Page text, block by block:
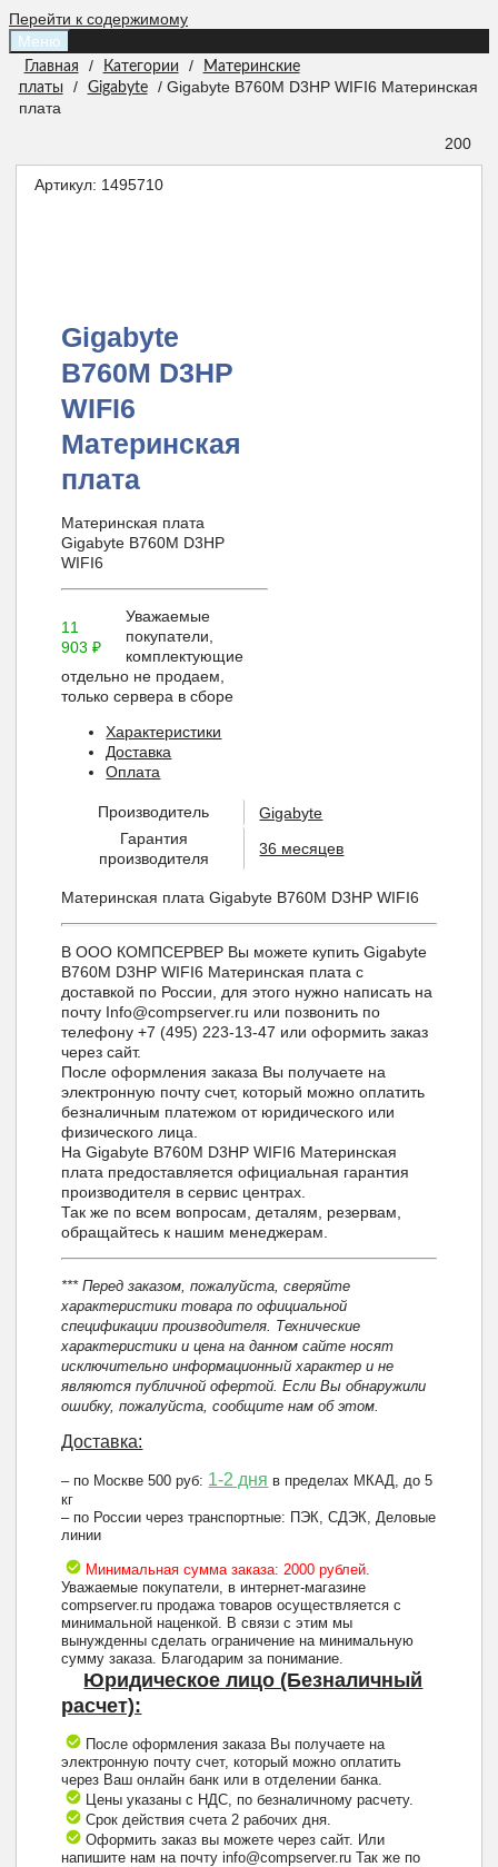
Перейти к содержимому
Меню
Главная / Категории /
Материнские
платы
/ Gigabyte
/ Gigabyte B760M D3HP WIFI6 Материнская
плата
200
Артикул: 1495710
Gigabyte
B760M D3HP
WIFI6
Материнская
плата
Материнская плата
Gigabyte B760M D3HP
WIFI6
11
903₽
Уважаемые
покупатели,
комплектующие
отдельно не продаем,
только сервера в сборе
Характеристики
Доставка
Оплата
Производитель
Gigabyte
Гарантия
производителя
36 месяцев
Материнская плата Gigabyte B760M D3HP WIFI6
В ООО КОМПСЕРВЕР Вы можете купить Gigabyte
B760M D3HP WIFI6 Материнская плата с
доставкой по России, для этого нужно написать на
почту Info@compserver.ru или позвонить по
телефону +7 (495) 223-13-47 или оформить заказ
через сайт.
После оформления заказа Вы получаете на
электронную почту счет, который можно оплатить
безналичным платежом от юридического или
физического лица.
На Gigabyte B760M D3HP WIFI6 Материнская
плата предоставляется официальная гарантия
производителя в сервис центрах.
Так же по всем вопросам, деталям, резервам,
обращайтесь к нашим менеджерам.
*** Перед заказом, пожалуйста, сверяйте
характеристики товара по официальной
спецификации производителя. Технические
характеристики и цена на данном сайте носят
исключительно информационный характер и не
являются публичной офертой. Если Вы обнаружили
ошибку, пожалуйста, сообщите нам об этом.
Доставка:
– по Москве 500 руб: 1-2 дня в пределах МКАД, до 5
кг
– по России через транспортные: ПЭК, СДЭК, Деловые
линии
Минимальная сумма заказа: 2000 рублей.
Уважаемые покупатели, в интернет-магазине
compserver.ru продажа товаров осуществляется с
минимальной наценкой. В связи с этим мы
вынужденны сделать ограничение на минимальную
сумму заказа. Благодарим за понимание.
Юридическое лицо (Безналичный
расчет):
После оформления заказа Вы получаете на
электронную почту счет, который можно оплатить
через Ваш онлайн банк или в отделении банка.
Цены указаны с НДС, по безналичному расчету.
Срок действия счета 2 рабочих дня.
Оформить заказ вы можете через сайт. Или
напишите нам на почту info@compserver.ru Так же по